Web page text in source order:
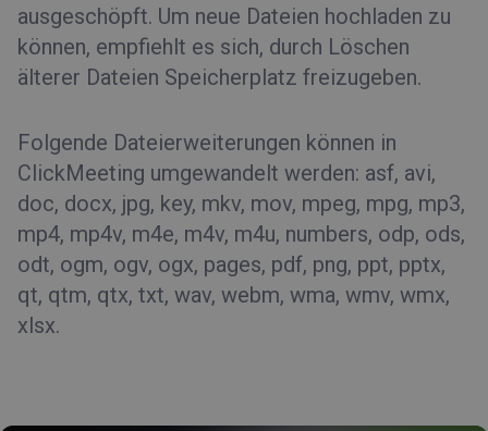
ausgeschöpft. Um neue Dateien hochladen zu
können, empfiehlt es sich, durch Löschen
älterer Dateien Speicherplatz freizugeben.
Folgende Dateierweiterungen können in
ClickMeeting umgewandelt werden: asf, avi,
doc, docx, jpg, key, mkv, mov, mpeg, mpg, mp3,
mp4, mp4v, m4e, m4v, m4u, numbers, odp, ods,
odt, ogm, ogv, ogx, pages, pdf, png, ppt, pptx,
qt, qtm, qtx, txt, wav, webm, wma, wmv, wmx,
xlsx.